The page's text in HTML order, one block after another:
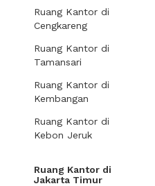
Ruang Kantor di
Cengkareng
Ruang Kantor di
Tamansari
Ruang Kantor di
Kembangan
Ruang Kantor di
Kebon Jeruk
Ruang Kantor di
Jakarta Timur